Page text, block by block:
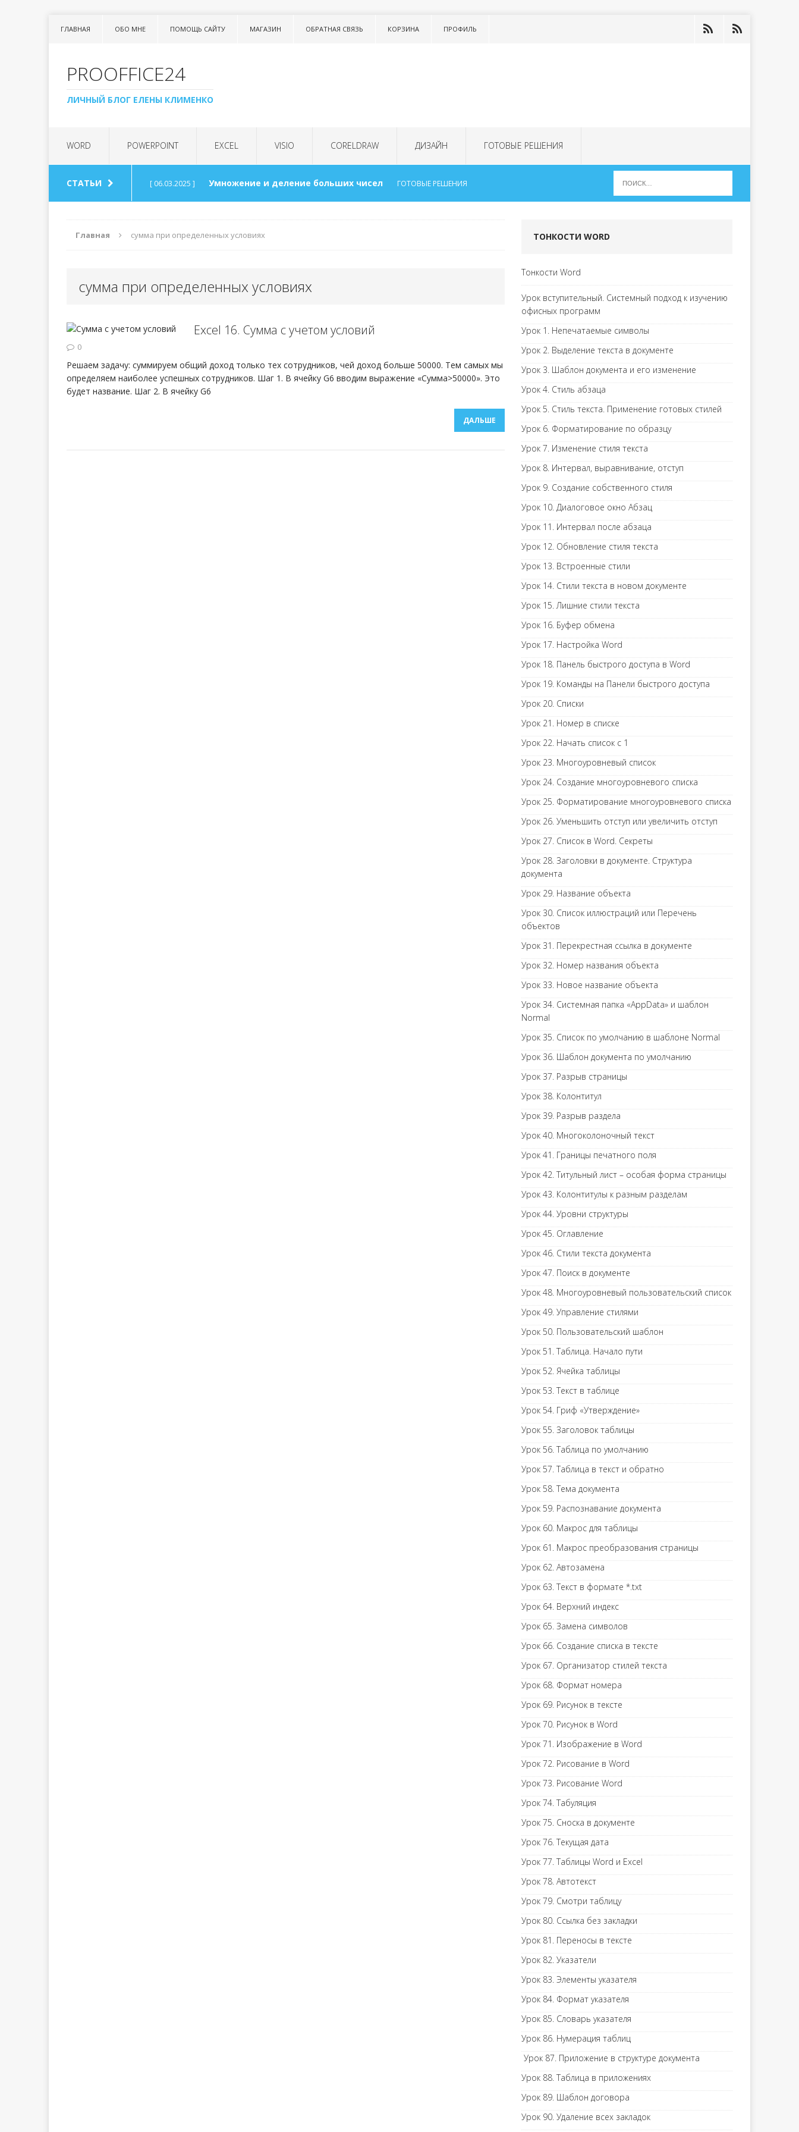
ГЛАВНАЯ ОБО МНЕ ПОМОЩЬ САЙТУ МАГАЗИН ОБРАТНАЯ СВЯЗЬ КОРЗИНА ПРОФИЛЬ
PROOFFICE24
ЛИЧНЫЙ БЛОГ ЕЛЕНЫ КЛИМЕНКО
WORD POWERPOINT EXCEL VISIO CORELDRAW ДИЗАЙН ГОТОВЫЕ РЕШЕНИЯ
СТАТЬИ [ 06.03.2025 ] Умножение и деление больших чисел ГОТОВЫЕ РЕШЕНИЯ
[ 06.03.2025 ] Урок 99. Список в тексте LISTNUM ТОНКОСТИ WORD
[ 13.05.2024 ] Урок 98. Сборный документ
[ 03.03.2024 ] Урок 97. Выравнивание оглавления
Главная сумма при определенных условиях
сумма при определенных условиях
Excel 16. Сумма с учетом условий
0
Решаем задачу: суммируем общий доход только тех сотрудников, чей доход больше 50000. Тем самых мы
определяем наиболее успешных сотрудников. Шаг 1. В ячейку G6 вводим выражение «Сумма>50000». Это
будет название. Шаг 2. В ячейку G6
ДАЛЬШЕ
ТОНКОСТИ WORD
Тонкости Word
Урок вступительный. Системный подход к изучению
офисных программ
Урок 1. Непечатаемые символы
Урок 2. Выделение текста в документе
Урок 3. Шаблон документа и его изменение
Урок 4. Стиль абзаца
Урок 5. Стиль текста. Применение готовых стилей
Урок 6. Форматирование по образцу
Урок 7. Изменение стиля текста
Урок 8. Интервал, выравнивание, отступ
Урок 9. Создание собственного стиля
Урок 10. Диалоговое окно Абзац
Урок 11. Интервал после абзаца
Урок 12. Обновление стиля текста
Урок 13. Встроенные стили
Урок 14. Стили текста в новом документе
Урок 15. Лишние стили текста
Урок 16. Буфер обмена
Урок 17. Настройка Word
Урок 18. Панель быстрого доступа в Word
Урок 19. Команды на Панели быстрого доступа
Урок 20. Списки
Урок 21. Номер в списке
Урок 22. Начать список с 1
Урок 23. Многоуровневый список
Урок 24. Создание многоуровневого списка
Урок 25. Форматирование многоуровневого списка
Урок 26. Уменьшить отступ или увеличить отступ
Урок 27. Список в Word. Секреты
Урок 28. Заголовки в документе. Структура
документа
Урок 29. Название объекта
Урок 30. Список иллюстраций или Перечень
объектов
Урок 31. Перекрестная ссылка в документе
Урок 32. Номер названия объекта
Урок 33. Новое название объекта
Урок 34. Системная папка «AppData» и шаблон
Normal
Урок 35. Список по умолчанию в шаблоне Normal
Урок 36. Шаблон документа по умолчанию
Урок 37. Разрыв страницы
Урок 38. Колонтитул
Урок 39. Разрыв раздела
Урок 40. Многоколоночный текст
Урок 41. Границы печатного поля
Урок 42. Титульный лист – особая форма страницы
Урок 43. Колонтитулы к разным разделам
Урок 44. Уровни структуры
Урок 45. Оглавление
Урок 46. Стили текста документа
Урок 47. Поиск в документе
Урок 48. Многоуровневый пользовательский список
Урок 49. Управление стилями
Урок 50. Пользовательский шаблон
Урок 51. Таблица. Начало пути
Урок 52. Ячейка таблицы
Урок 53. Текст в таблице
Урок 54. Гриф «Утверждение»
Урок 55. Заголовок таблицы
Урок 56. Таблица по умолчанию
Урок 57. Таблица в текст и обратно
Урок 58. Тема документа
Урок 59. Распознавание документа
Урок 60. Макрос для таблицы
Урок 61. Макрос преобразования страницы
Урок 62. Автозамена
Урок 63. Текст в формате *.txt
Урок 64. Верхний индекс
Урок 65. Замена символов
Урок 66. Создание списка в тексте
Урок 67. Организатор стилей текста
Урок 68. Формат номера
Урок 69. Рисунок в тексте
Урок 70. Рисунок в Word
Урок 71. Изображение в Word
Урок 72. Рисование в Word
Урок 73. Рисование Word
Урок 74. Табуляция
Урок 75. Сноска в документе
Урок 76. Текущая дата
Урок 77. Таблицы Word и Excel
Урок 78. Автотекст
Урок 79. Смотри таблицу
Урок 80. Ссылка без закладки
Урок 81. Переносы в тексте
Урок 82. Указатели
Урок 83. Элементы указателя
Урок 84. Формат указателя
Урок 85. Словарь указателя
Урок 86. Нумерация таблиц
Урок 87. Приложение в структуре документа
Урок 88. Таблица в приложениях
Урок 89. Шаблон договора
Урок 90. Удаление всех закладок